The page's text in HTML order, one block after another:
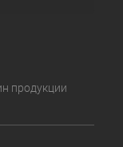
продукции